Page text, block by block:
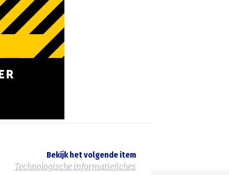
Bekijk het volgende item
Technologische informatiefiches